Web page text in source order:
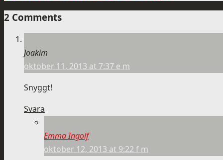
2 Comments
Joakim
oktober 11, 2013 at 7:37 e m
Snyggt!
Svara
Emma Ingolf
oktober 12, 2013 at 9:22 f m